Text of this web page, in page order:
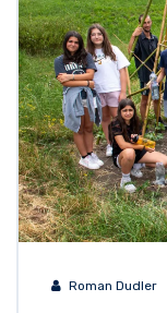
Roman Dudler